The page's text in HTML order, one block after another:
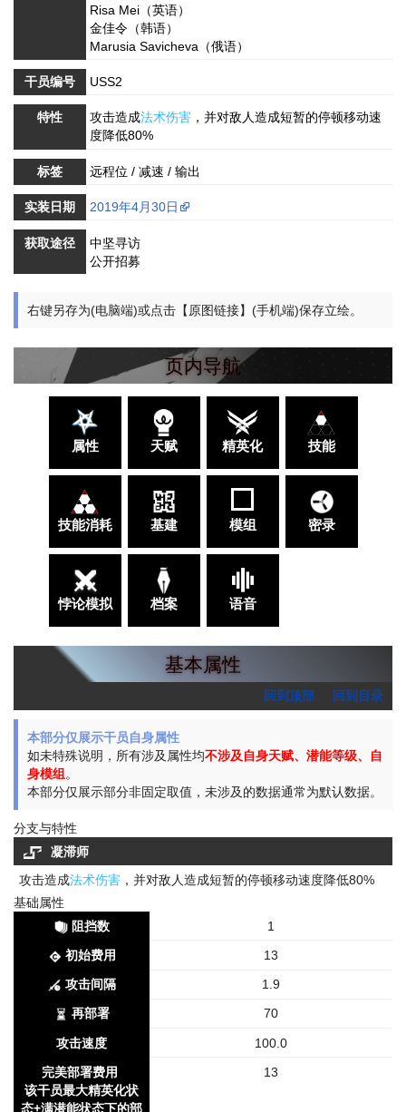
Risa Mei（英语）
金佳令（韩语）
Marusia Savicheva（俄语）
干员编号 USS2
特性 攻击造成法术伤害 ，并对敌人造成短暂的停顿移动速
度降低80%
标签 远程位 / 减速 / 输出
实装日期 2019年4月30日
获取途径
中坚寻访
公开招募
右键另存为(电脑端)或点击【原图链接】(手机端)保存立绘。
页内导航
属性 天赋 精英化 技能
技能消耗 基建 模组 密录
悖论模拟 档案 语音
基本属性
回到顶部 回到目录
本部分仅展示干员自身属性
如未特殊说明，所有涉及属性均不涉及自身天赋、潜能等级、自
身模组 。
本部分仅展示部分非固定取值，未涉及的数据通常为默认数据。
分支与特性
凝滞师
攻击造成法术伤害，并对敌人造成短暂的停顿移动速度降低80%
基础属性
阻挡数
1
初始费用 13
攻击间隔 1.9
再部署 70
攻击速度 100.0
完美部署费用
该干员最大精英化状
态+满潜能状态下的部
13